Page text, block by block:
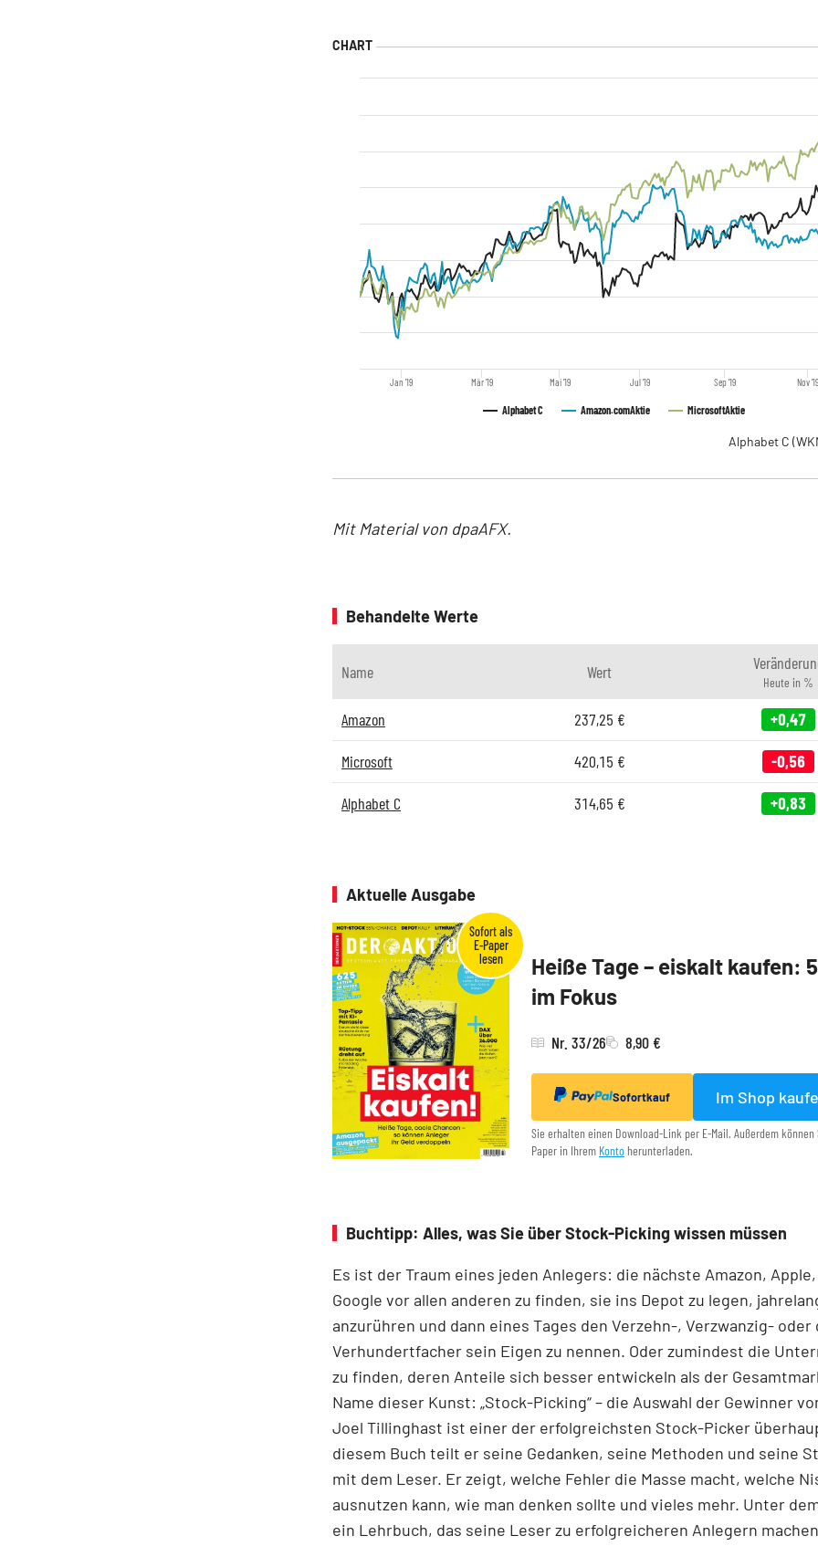
Alphabet C Amazon.comAktie MicrosoftAktie
Jan '19 Mär '19 Mai '19 Jul '19 Sep '19 Nov '19
Alphabet C
Mit Material von dpaAFX.
Behandelte Werte
Name Wert
Heute in %
Amazon 237,25 € +0,47
Microsoft 420,15 € -0,56
Alphabet C 314,65 € +0,83
Aktuelle Ausgabe
Heiße Tage – eiskalt kaufen:
im Fokus
Nr. 33/26 8,90 €
Sofortkauf Im Shop
Sie erhalten einen Download-Link per E-Mail. Außerdem
Paper in Ihrem Konto herunterladen.
Buchtipp: Alles, was Sie über Stock-Picking wissen müssen
Es ist der Traum eines jeden Anlegers: die nächste Amazon,
Google vor allen anderen zu finden, sie ins Depot zu legen,
anzurühren und dann eines Tages den Verzehn-, Verzwanzig- oder
Verhundertfacher sein Eigen zu nennen. Oder zumindest die
zu finden, deren Anteile sich besser entwickeln als der
Name dieser Kunst: „Stock-Picking“ – die Auswahl der Gewinner
Joel Tillinghast ist einer der erfolgreichsten Stock-Picker
diesem Buch teilt er seine Gedanken, seine Methoden und seine
mit dem Leser. Er zeigt, welche Fehler die Masse macht, welche
ausnutzen kann, wie man denken sollte und vieles mehr. Unter
ein Lehrbuch, das seine Leser zu erfolgreicheren Anlegern